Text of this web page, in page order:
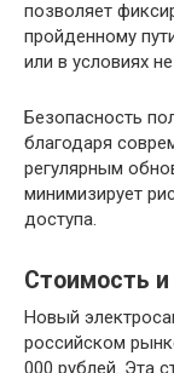
позволяет
пройденному
или в условиях
Безопасность
благодаря
регулярным
минимизирует
доступа.
Стоимость и
Новый
российском
000 рублей. Эта